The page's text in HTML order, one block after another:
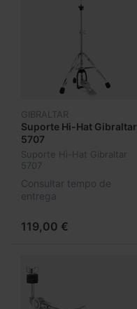
GIBRALTAR
Suporte Hi-Hat Gibraltar
5707
Suporte Hi-Hat Gibraltar
5707
Consultar tempo de
entrega
119,00 €